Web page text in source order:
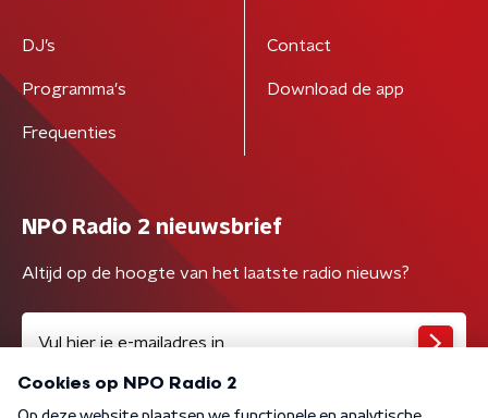
DJ’s
Programma's
Frequenties
Contact
Download de app
NPO Radio 2 nieuwsbrief
Altijd op de hoogte van het laatste radio nieuws?